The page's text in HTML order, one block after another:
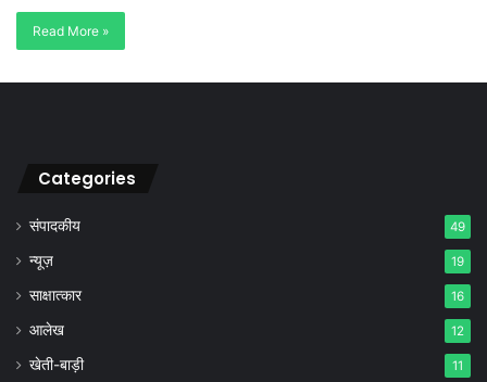
Read More »
Categories
संपादकीय 49
न्यूज़ 19
साक्षात्कार 16
आलेख 12
खेती-बाड़ी 11